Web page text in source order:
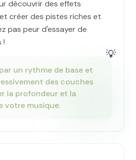
découvrir des effets
créer des pistes riches et
pas peur d'essayer de
!
💡
un rythme de base et
des couches
la profondeur et la
votre musique.